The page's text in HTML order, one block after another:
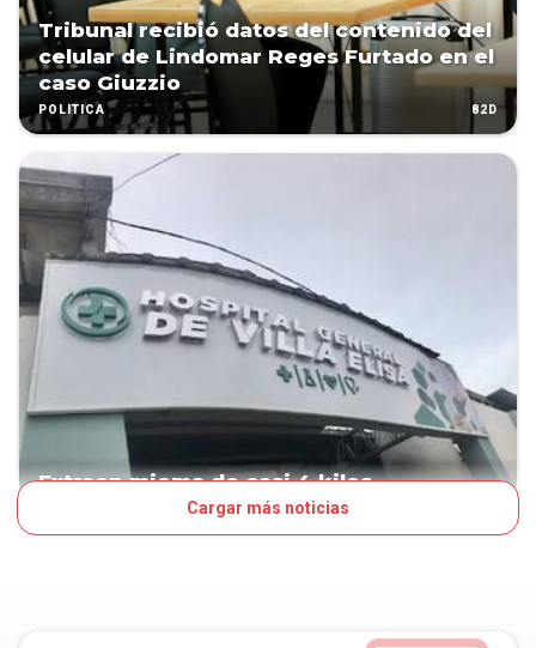
Tribunal recibió datos del contenido del
celular de Lindomar Reges Furtado en el
caso Giuzzio
POLÍTICA 82D
Extraen mioma de casi 4 kilos
Cargar más noticias